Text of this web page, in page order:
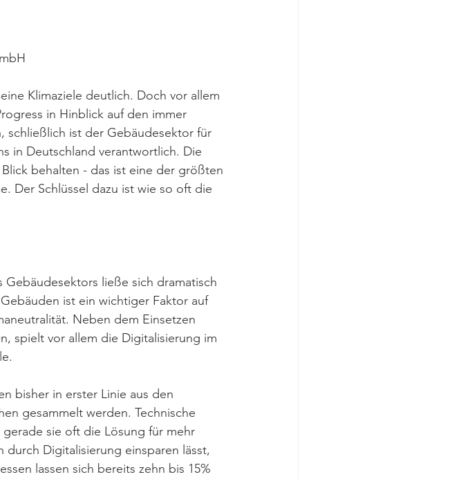
Klimaziele deutlich. Doch vor allem
in Hinblick auf den immer
schließlich ist der Gebäudesektor für
in Deutschland verantwortlich. Die
behalten - das ist eine der größten
Der Schlüssel dazu ist wie so oft die
ließe sich dramatisch
ist ein wichtiger Faktor auf
Neben dem Einsetzen
spielt vor allem die Digitalisierung im
bisher in erster Linie aus den
gesammelt werden. Technische
sie oft die Lösung für mehr
Digitalisierung einsparen lässt,
lassen sich bereits zehn bis 15%